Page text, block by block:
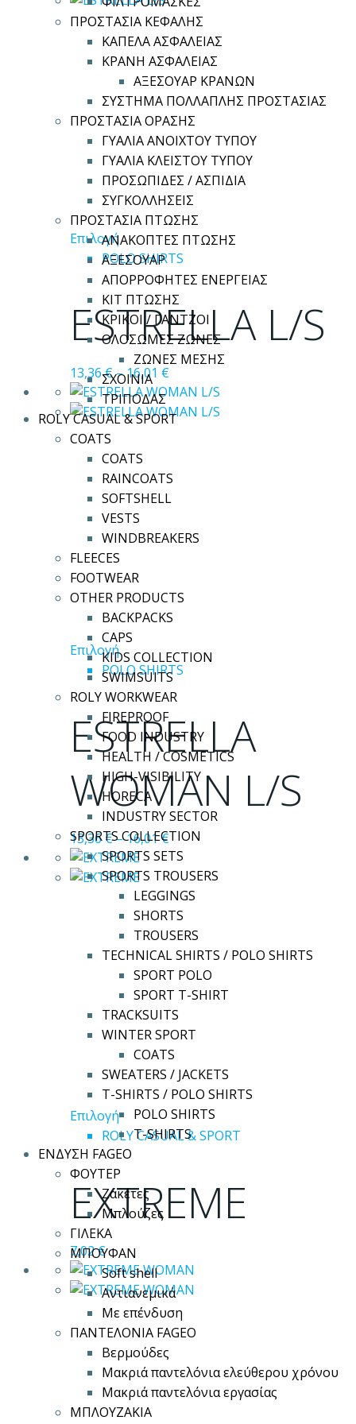
ΠΡΟΣΤΑΣΙΑ ΚΕΦΑΛΗΣ
ΚΑΠΕΛΑ ΑΣΦΑΛΕΙΑΣ
ΚΡΑΝΗ ΑΣΦΑΛΕΙΑΣ
ΑΞΕΣΟΥΑΡ ΚΡΑΝΩΝ
ΣΥΣΤΗΜΑ ΠΟΛΛΑΠΛΗΣ ΠΡΟΣΤΑΣΙΑΣ
ΠΡΟΣΤΑΣΙΑ ΟΡΑΣΗΣ
ΓΥΑΛΙΑ ΑΝΟΙΧΤΟΥ ΤΥΠΟΥ
ΓΥΑΛΙΑ ΚΛΕΙΣΤΟΥ ΤΥΠΟΥ
ΠΡΟΣΩΠΙΔΕΣ / ΑΣΠΙΔΙΑ
ΣΥΓΚΟΛΛΗΣΕΙΣ
ΠΡΟΣΤΑΣΙΑ ΠΤΩΣΗΣ
ΑΝΑΚΟΠΤΕΣ ΠΤΩΣΗΣ
ΑΞΕΣΟΥΑΡ
ΑΠΟΡΡΟΦΗΤΕΣ ΕΝΕΡΓΕΙΑΣ
ΚΙΤ ΠΤΩΣΗΣ
ΚΡΙΚΟΙ / ΓΑΝΤΖΟΙ
ΟΛΟΣΩΜΕΣ ΖΩΝΕΣ
ΖΩΝΕΣ ΜΕΣΗΣ
ΣΧΟΙΝΙΑ
ΤΡΙΠΟΔΑΣ
ROLY CASUAL & SPORT
COATS
COATS
RAINCOATS
SOFTSHELL
VESTS
WINDBREAKERS
FLEECES
FOOTWEAR
OTHER PRODUCTS
BACKPACKS
CAPS
KIDS COLLECTION
SWIMSUITS
ROLY WORKWEAR
FIREPROOF
FOOD INDUSTRY
HEALTH / COSMETICS
HIGH-VISIBILITY
HORECA
INDUSTRY SECTOR
SPORTS COLLECTION
SPORTS SETS
SPORTS TROUSERS
LEGGINGS
SHORTS
TROUSERS
TECHNICAL SHIRTS / POLO SHIRTS
SPORT POLO
SPORT T-SHIRT
TRACKSUITS
WINTER SPORT
COATS
SWEATERS / JACKETS
T-SHIRTS / POLO SHIRTS
POLO SHIRTS
T-SHIRTS
ΕΝΔΥΣΗ FAGEO
ΦΟΥΤΕΡ
Ζακέτες
Μπλούζες
ΓΙΛΕΚΑ
ΜΠΟΥΦΑΝ
Soft shell
Αντιανεμικά
Με επένδυση
ΠΑΝΤΕΛΟΝΙΑ FAGEO
Βερμούδες
Μακριά παντελόνια ελεύθερου χρόνου
Μακριά παντελόνια εργασίας
ΜΠΛΟΥΖΑΚΙΑ
σελίδα
του
προϊόντος
ΕπιλογήΑυτό
το
προϊόν
έχει
πολλαπλές
παραλλαγές.
Οι
επιλογές
μπορούν
να
στη
σελίδα
του
προϊόντος
POLO SHIRTS
ESTRELLA L/S
13,36€–16,01 €
ΕπιλογήΑυτό
το
προϊόν
έχει
πολλαπλές
παραλλαγές.
Οι
επιλογές
μπορούν
να
επιλεγούν
στη
σελίδα
του
προϊόντος
POLO SHIRTS
ESTRELLA
WOMAN L/S
13,36€–16,01€
ΕπιλογήΑυτό
το
προϊόν
έχει
πολλαπλές
παραλλαγές.
επιλογές
μπορούν
να
επιλεγούν
στη
σελίδα
του
προϊόντος
ROLY CASUAL & SPORT
EXTREME
7,02€